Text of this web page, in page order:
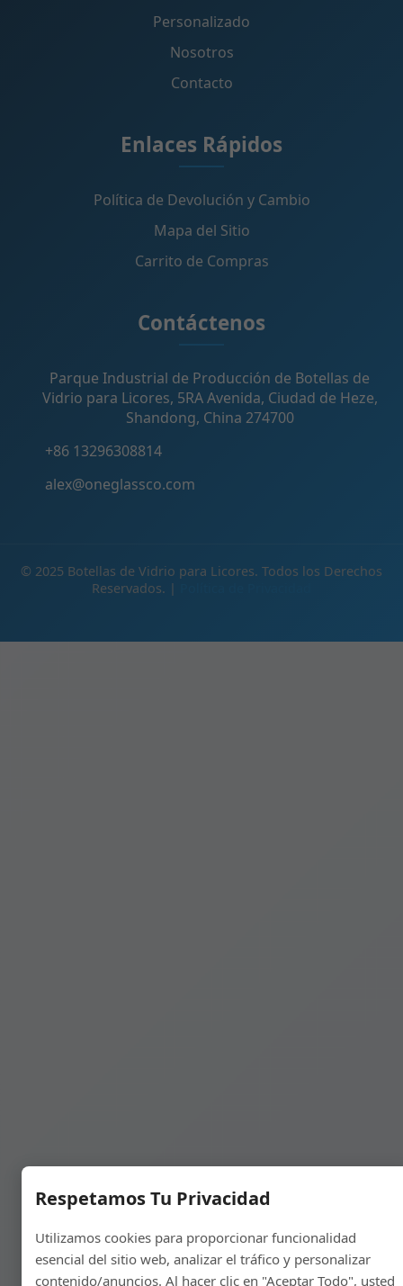
Respetamos Tu Privacidad
Utilizamos cookies para proporcionar funcionalidad
esencial del sitio web, analizar el tráfico y personalizar
contenido/anuncios. Al hacer clic en "Aceptar Todo", usted
Personalizado
Nosotros
Contacto
Enlaces Rápidos
Política de Devolución y Cambio
Mapa del Sitio
Carrito de Compras
Contáctenos
Parque Industrial de Producción de Botellas de
Vidrio para Licores, 5RA Avenida, Ciudad de Heze,
Shandong, China 274700
+86 13296308814
alex@oneglassco.com
© 2025 Botellas de Vidrio para Licores. Todos los Derechos
Reservados. |